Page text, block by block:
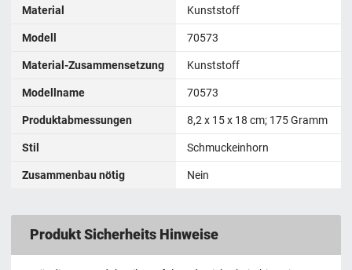
Material Kunststoff
Modell 70573
Material-Zusammensetzung Kunststoff
Modellname 70573
Produktabmessungen ‎8,2 x 15 x 18 cm; 175 Gramm
Stil Schmuckeinhorn
Zusammenbau nötig Nein
Produkt Sicherheits Hinweise